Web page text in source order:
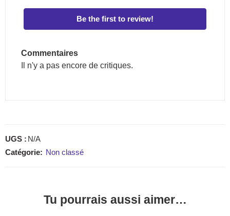
Be the first to review!
Commentaires
Il n'y a pas encore de critiques.
UGS : N/A
Catégorie: Non classé
Tu pourrais aussi aimer…